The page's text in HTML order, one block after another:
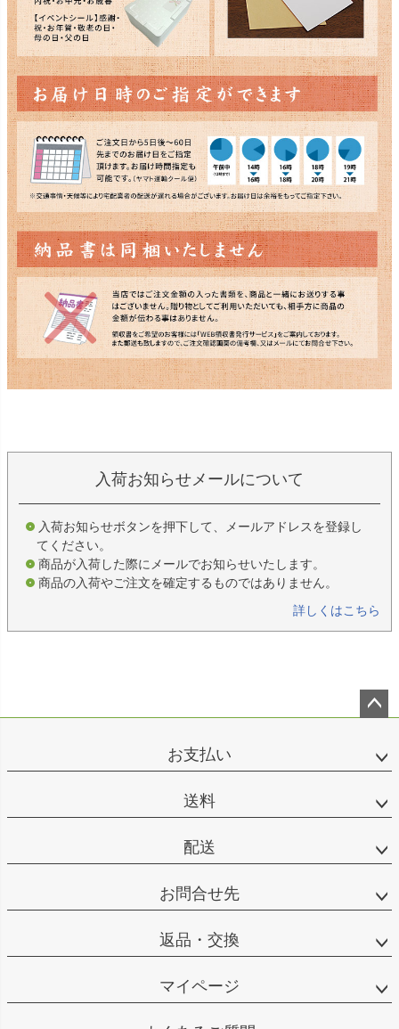
入荷お知らせメールについて
入荷お知らせボタンを押下して、メールアドレスを登録し
てください。
商品が入荷した際にメールでお知らせいたします。
商品の入荷やご注文を確定するものではありません。
詳しくはこちら
お支払い
送料
配送
お問合せ先
返品・交換
マイページ
ップ